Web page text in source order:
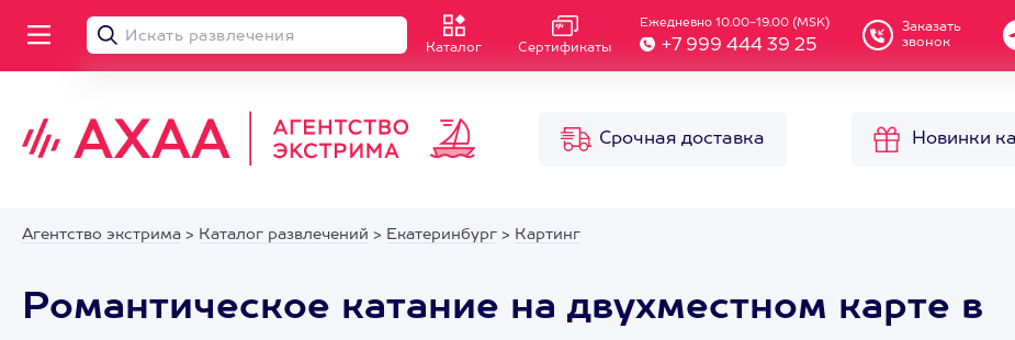
Каталог Сертификаты
Ежедневно 10.00-19.00 (MSK)
+7 999 444 39 25
Заказать
звонок
Срочная доставка Новинки
Агентство экстрима > Каталог развлечений > Екатеринбург > Картинг
Романтическое катание на двухместном карте в